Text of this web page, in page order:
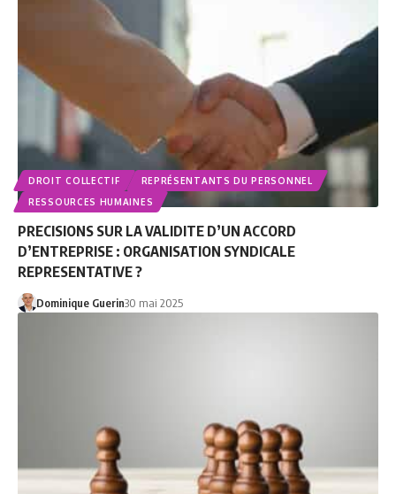
DROIT COLLECTIF
REPRÉSENTANTS DU PERSONNEL
RESSOURCES HUMAINES
PRECISIONS SUR LA VALIDITE D’UN ACCORD
D’ENTREPRISE : ORGANISATION SYNDICALE
REPRESENTATIVE ?
Dominique Guerin30 mai 2025